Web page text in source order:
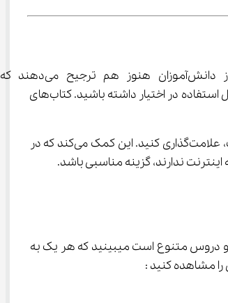
و دسترسی به نسخه دیجیتالی کتاب‌های درسی
از فروشگاه‌های معتبر، این امکان را به شما می‌دهد که همیشه یک منبع ملموس و قابل استفاده در اختیار داشته باشید. کتاب‌های
علاوه بر این، با داشتن نسخه چاپی کتاب، می‌توانید به راحتی در حاشیه صفحات یادداشت‌برداری کنید یا بخش‌هایی از کتاب را که برای شما مهم‌تر است، علامت‌گذاری کنید. این کمک می‌کند که در
از مباحث و دروس متنوع است میبینید که هر یک به